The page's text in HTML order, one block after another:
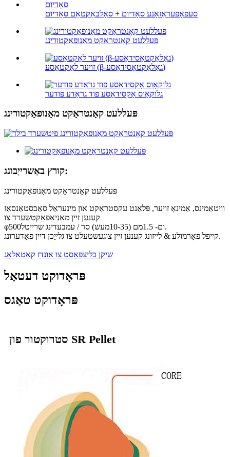
סעפאָפּעראַזאָנע סאָדיום + סאָלבאַקטאַם סאָדיום
פּעללעט קאָנטראַקט מאַנופאַקטורינג
זויער לאַקטאַסע (β-גאַלאַקטאָסידאַסע)
גלוקאָוס אָקסידאַסע פוד גראַדע פּודער
פּעללעט קאָנטראַקט מאַנופאַקטורינג
קורץ באַשרייַבונג:
פּעללעט קאָנטראַקט מאַנופאַקטורינג
וויטאַמינס, אַמינאָ זויער, פּלאַנט עקסטראַקט און מינעראַל סאַבסטאַנסאַז
קענען זיין מאַניאַפאַקטשערד צו
φ500ום- 1.5מם (10-35מעש) סר / עמבעדינג שרייטל.
קייפל פאָרמולע & לייזונג קענען זיין צוגעשטעלט צו גלייַכן דיין פאָדערונג.
שיקן בליצפּאָסט צו אונדז קאַטאַלאָג
פּראָדוקט דעטאַל
פּראָדוקט טאַגס
סטרוקטור פון SR Pellet